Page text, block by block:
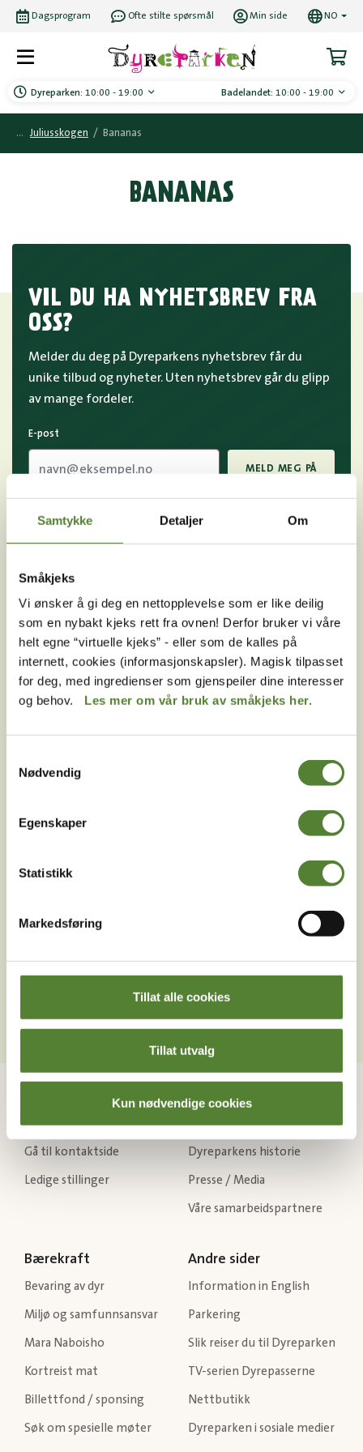
Samtykke Detaljer Om
Småkjeks
Vi ønsker å gi deg en nettopplevelse som er like deilig
som en nybakt kjeks rett fra ovnen! Derfor bruker vi våre
helt egne “virtuelle kjeks” - eller som de kalles på
internett, cookies (informasjonskapsler). Magisk tilpasset
for deg, med ingredienser som gjenspeiler dine interesser
og behov. Les mer om vår bruk av småkjeks her.
Nødvendig
Egenskaper
Statistikk
Markedsføring
Tillat alle cookies
Tillat utvalg
Kun nødvendige cookies
Dyreparken: 10:00 - 19:00 Badelandet: 10:00 - 19:00
Dagsprogram Ofte stilte spørsmål Min side NO
Juliusskogen / Bananas
BANANAS
VIL DU HA NYHETSBREV FRA
OSS?
Melder du deg på Dyreparkens nyhetsbrev får du
unike tilbud og nyheter. Uten nyhetsbrev går du glipp
av mange fordeler.
E-post
MELD MEG PÅ
betingelser.
Følg oss på
sosiale medier!
Instagram TikTok Snapchat
Facebook LinkedIn
Ofte stilte spørsmål
Gå til kontaktside
Ledige stillinger
Om Dyreparken
Destinasjon Dyreparken
Dyreparkens historie
Presse / Media
Våre samarbeidspartnere
Bærekraft
Bevaring av dyr
Miljø og samfunnsansvar
Mara Naboisho
Kortreist mat
Billettfond / sponsing
Søk om spesielle møter
Andre sider
Information in English
Parkering
Slik reiser du til Dyreparken
TV-serien Dyrepasserne
Nettbutikk
Dyreparken i sosiale medier